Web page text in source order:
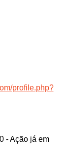
profile.php?
- Ação já em